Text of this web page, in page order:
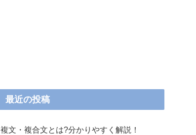
最近の投稿
複文・複合文とは?分かりやすく解説！